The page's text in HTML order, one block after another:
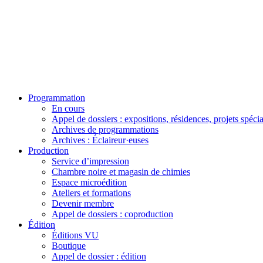
Programmation
En cours
Appel de dossiers : expositions, résidences, projets
Archives de programmations
Archives : Éclaireur·euses
Production
Service d’impression
Chambre noire et magasin de chimies
Espace microédition
Ateliers et formations
Devenir membre
Appel de dossiers : coproduction
Édition
Éditions VU
Boutique
Appel de dossier : édition